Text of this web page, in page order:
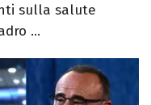
sulla salute
...